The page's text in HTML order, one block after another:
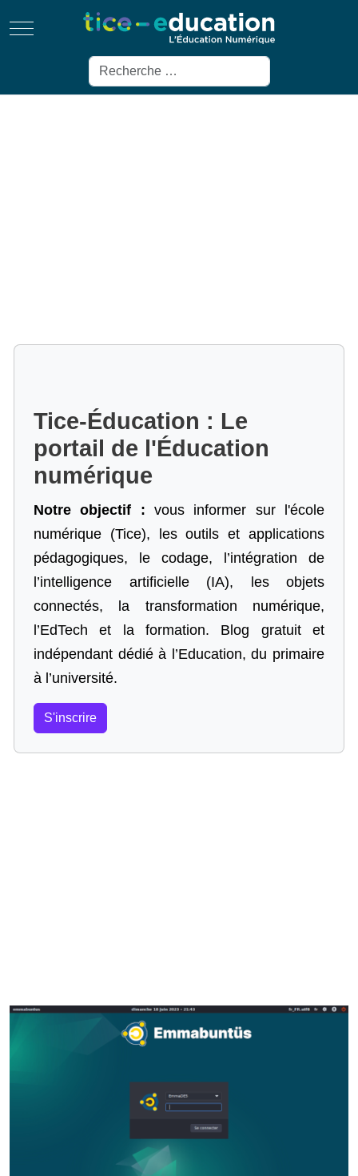
Mobile Menu Toggle
Rechercher
Tice-Éducation : Le
portail de l'Éducation
numérique
Notre objectif : vous informer sur l'école
numérique (Tice), les outils et applications
pédagogiques, le codage,
l’intégration de
l’intelligence artificielle (IA), les objets
connectés, la transformation numérique,
l’EdTech et la formation. Blog gratuit et
indépendant dédié à l’Education, du primaire
à l’université.
S'inscrire